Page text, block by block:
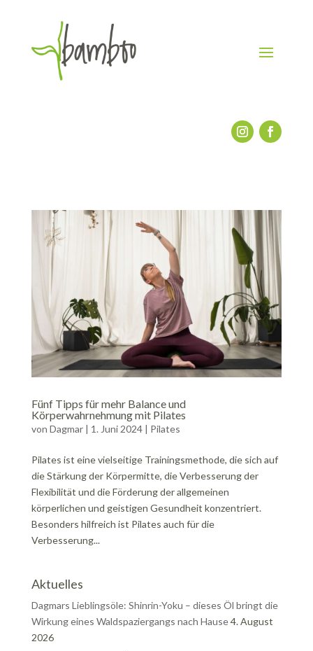
Fünf Tipps für mehr Balance und
Körperwahrnehmung mit Pilates
von Dagmar| 1. Juni 2024| Pilates
Pilates ist eine vielseitige Trainingsmethode, die sich auf
die Stärkung der Körpermitte, die Verbesserung der
Flexibilität und die Förderung der allgemeinen
körperlichen und geistigen Gesundheit konzentriert.
Besonders hilfreich ist Pilates auch für die
Verbesserung...
Aktuelles
Dagmars Lieblingsöle: Shinrin-Yoku – dieses Öl bringt die
Wirkung eines Waldspaziergangs nach Hause4. August
2026